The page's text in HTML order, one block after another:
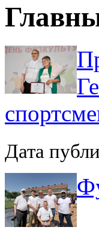
Дата